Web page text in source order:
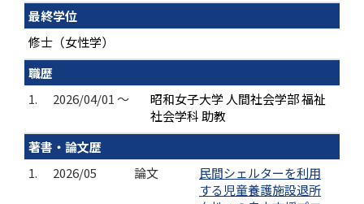
最終学位
修士（女性学）
職歴
1.
2026/04/01 ～
昭和女子大学 人間社会学部 福祉
社会学科 助教
著書・論文歴
1.
2026/05 論文
民間シェルターを利用
する児童養護施設退所